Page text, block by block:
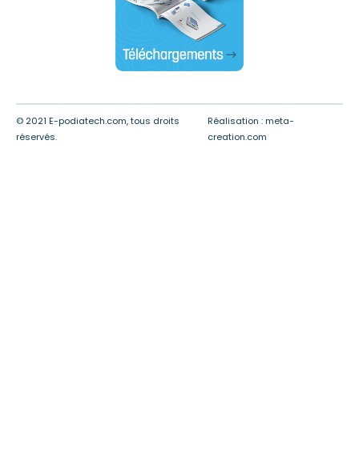
© 2021 E-podiatech.com, tous droits
réservés.
Réalisation : meta-
creation.com